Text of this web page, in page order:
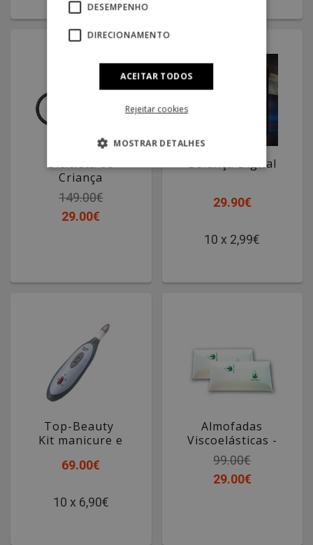
Bicicleta de
Criança
Rider
149.00€
29.00€
Balança Digital
29.90€
10 x 2,99€
Top-Beauty
Kit manicure e
69.00€
10 x 6,90€
Almofadas
Viscoelásticas -
Aloé Vera
99.00€
29.00€
DESEMPENHO
DIRECIONAMENTO
ACEITAR TODOS
Rejeitar cookies
MOSTRAR DETALHES